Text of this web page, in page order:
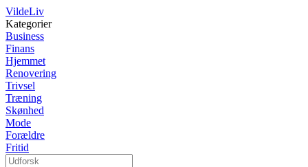
VildeLiv
Kategorier
Business
Finans
Hjemmet
Renovering
Trivsel
Træning
Skønhed
Mode
Forældre
Fritid